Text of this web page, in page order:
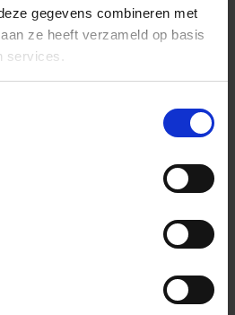
gegevens combineren met
ze heeft verzameld op basis
services.